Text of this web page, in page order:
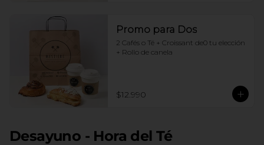
Promo para Dos
2 Cafés o Té + Croissant de0 tu elección
+ Rollo de canela
$12.990
Desayuno - Hora del Té